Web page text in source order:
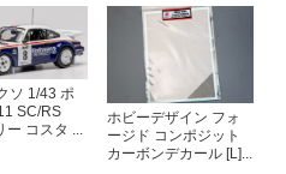
ソ 1/43 ポ
SC/RS
ー コスタ ...
ホビーデザイン フォ
ージド コンポジット
カーボンデカール [L]...